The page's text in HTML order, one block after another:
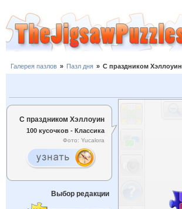
Галерея пазлов » Пазл дня » С праздником Хэллоуин
С праздником Хэллоуин
100 кусочков - Классика
Фото: Yucalora
Выбор редакции